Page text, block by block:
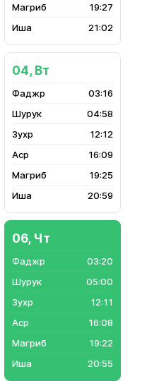
19:27
21:02
04, Вт
03:16
04:58
12:12
16:09
19:25
20:59
06, Чт
03:20
05:00
12:11
16:08
19:22
20:55